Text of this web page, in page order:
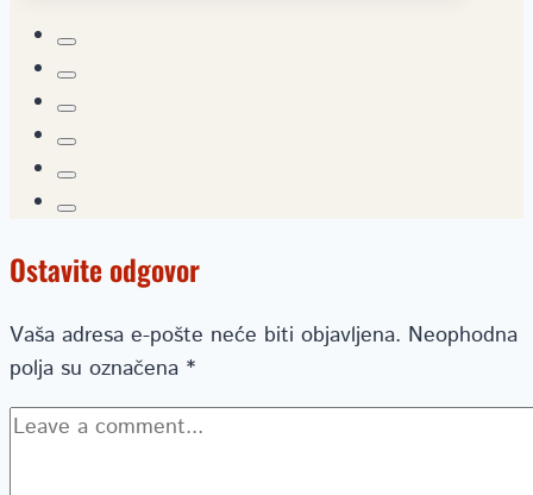
Ostavite odgovor
Vaša adresa e-pošte neće biti objavljena. Neophodna
polja su označena *